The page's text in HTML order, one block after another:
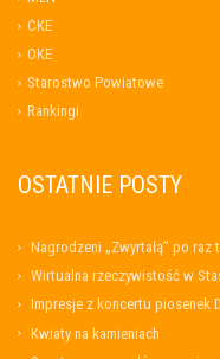
CKE
OKE
Starostwo Powiatowe
Rankingi
OSTATNIE POSTY
Nagrodzeni „Zwyrtałą” po raz
Wirtualna rzeczywistość w
Impresje z koncertu piosenek
Kwiaty na kamieniach